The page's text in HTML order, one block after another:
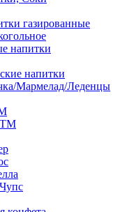
газированные
напитки
напитки
Мармелад/Леденцы
ТМ